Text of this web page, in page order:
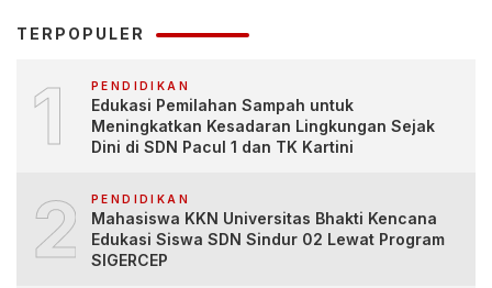
TERPOPULER
1 PENDIDIKAN
Edukasi Pemilahan Sampah untuk
Meningkatkan Kesadaran Lingkungan Sejak
Dini di SDN Pacul 1 dan TK Kartini
2 PENDIDIKAN
Mahasiswa KKN Universitas Bhakti Kencana
Edukasi Siswa SDN Sindur 02 Lewat Program
SIGERCEP